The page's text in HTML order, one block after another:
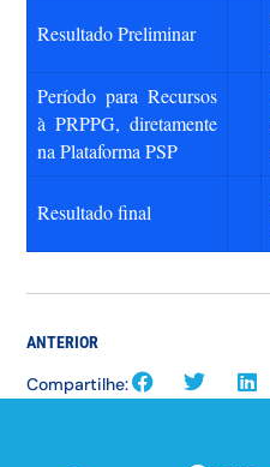
Resultado Preliminar
Período para Recursos
à PRPPG, diretamente
na Plataforma PSP
Resultado final
ANTERIOR
Compartilhe: